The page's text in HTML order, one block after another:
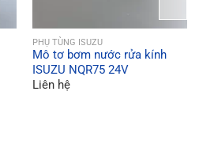
QUICK VIEW
PHỤ TÙNG ISUZU
Mô tơ bơm nước rửa kính
ISUZU NQR75 24V
Liên hệ